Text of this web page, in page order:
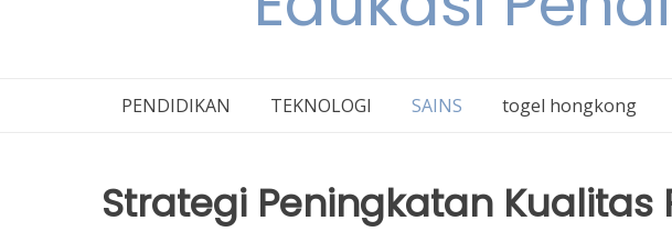
PENDIDIKAN TEKNOLOGI SAINS togel hongkong
Strategi Peningkatan Kualitas